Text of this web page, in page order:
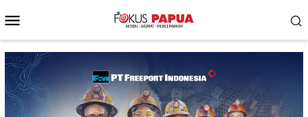
to
Menu